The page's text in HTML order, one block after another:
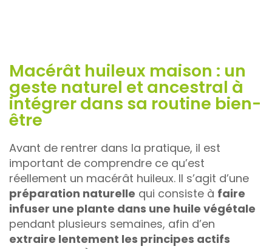
Macérât huileux maison : un
geste naturel et ancestral à
intégrer dans sa routine bien-
être
Avant de rentrer dans la pratique, il est
important de comprendre ce qu’est
réellement un macérât huileux. Il s’agit d’une
préparation naturelle qui consiste à faire
infuser une plante dans une huile végétale
pendant plusieurs semaines, afin d’en
extraire lentement les principes actifs